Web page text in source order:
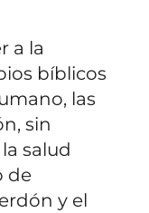
a la
bíblicos
las
sin
salud
de
y el